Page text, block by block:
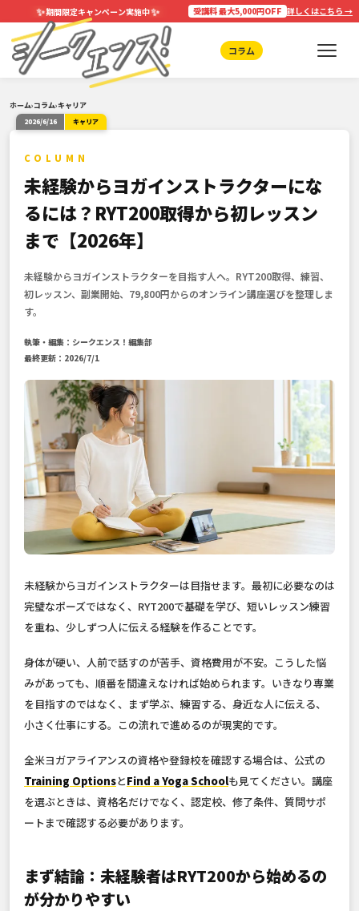
✨期間限定キャンペーン実施中✨ 受講料 最大5,000円OFF 詳しくはこちら →
コラム
ホーム›コラム›キャリア
2026/6/16 キャリア
COLUMN
未経験からヨガインストラクターにな
るには？RYT200取得から初レッスン
まで【2026年】
未経験からヨガインストラクターを目指す人へ。RYT200取得、練習、
初レッスン、副業開始、79,800円からのオンライン講座選びを整理しま
す。
執筆・編集：シークエンス！編集部
最終更新：2026/7/1
未経験からヨガインストラクターは目指せます。最初に必要なのは
完璧なポーズではなく、RYT200で基礎を学び、短いレッスン練習
を重ね、少しずつ人に伝える経験を作ることです。
身体が硬い、人前で話すのが苦手、資格費用が不安。こうした悩
みがあっても、順番を間違えなければ始められます。いきなり専業
を目指すのではなく、まず学ぶ、練習する、身近な人に伝える、
小さく仕事にする。この流れで進めるのが現実的です。
全米ヨガアライアンスの資格や登録校を確認する場合は、公式の
Training OptionsとFind a Yoga Schoolも見てください。講座
を選ぶときは、資格名だけでなく、認定校、修了条件、質問サポ
ートまで確認する必要があります。
まず結論：未経験者はRYT200から始めるの
が分かりやすい